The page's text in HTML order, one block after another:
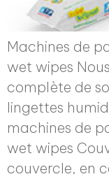
Machines de
wet wipes
complète de
lingettes
machines de
wet wipes
couvercle, en